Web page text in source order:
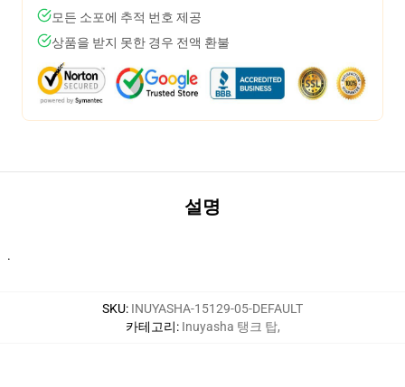
모든 소포에 추적 번호 제공
상품을 받지 못한 경우 전액 환불
설명
·
SKU: INUYASHA-15129-05-DEFAULT
카테고리: Inuyasha 탱크 탑,